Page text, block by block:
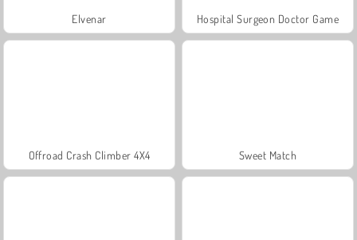
Elvenar Hospital Surgeon Doctor Game
Offroad Crash Climber 4X4 Sweet Match